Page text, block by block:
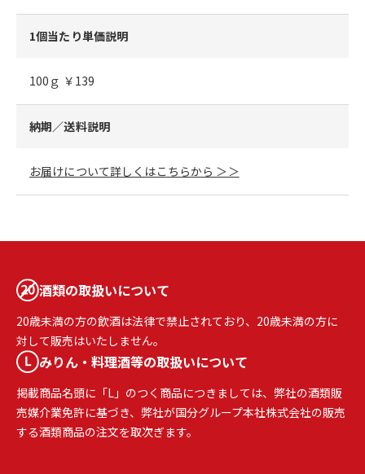
1個当たり単価説明
100ｇ ￥139
納期／送料説明
お届けについて詳しくはこちらから ＞＞
酒類の取扱いについて
20歳未満の方の飲酒は法律で禁止されており、20歳未満の方に
対して販売はいたしません。
みりん・料理酒等の取扱いについて
掲載商品名頭に「L」のつく商品につきましては、弊社の酒類販
売媒介業免許に基づき、弊社が国分グループ本社株式会社の販売
する酒類商品の注文を取次ぎます。